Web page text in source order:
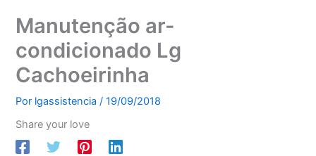
Manutenção ar-
condicionado Lg
Cachoeirinha
Por lgassistencia/19/09/2018
Share your love